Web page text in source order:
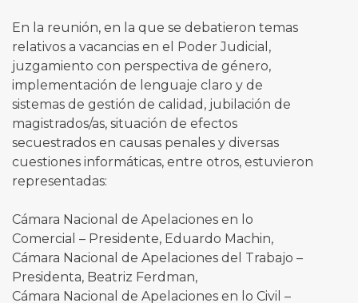
En la reunión, en la que se debatieron temas
relativos a vacancias en el Poder Judicial,
juzgamiento con perspectiva de género,
implementación de lenguaje claro y de
sistemas de gestión de calidad, jubilación de
magistrados/as, situación de efectos
secuestrados en causas penales y diversas
cuestiones informáticas, entre otros, estuvieron
representadas:
Cámara Nacional de Apelaciones en lo
Comercial – Presidente, Eduardo Machin,
Cámara Nacional de Apelaciones del Trabajo –
Presidenta, Beatriz Ferdman,
Cámara Nacional de Apelaciones en lo Civil –